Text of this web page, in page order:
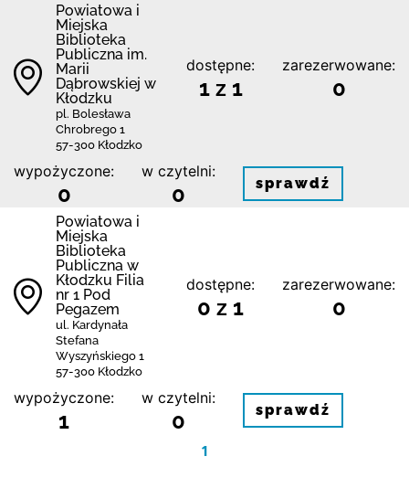
Powiatowa i
Miejska
Biblioteka
Publiczna im.
Marii
Dąbrowskiej w
Kłodzku
pl. Bolesława
Chrobrego 1
57-300 Kłodzko
dostępne:
1 z 1
zarezerwowane:
0
wypożyczone:
0
w czytelni:
0 sprawdź
Powiatowa i
Miejska
Biblioteka
Publiczna w
Kłodzku Filia
nr 1 Pod
Pegazem
ul. Kardynała
Stefana
Wyszyńskiego 1
57-300 Kłodzko
dostępne:
0 z 1
zarezerwowane:
0
wypożyczone:
1
w czytelni:
0 sprawdź
1